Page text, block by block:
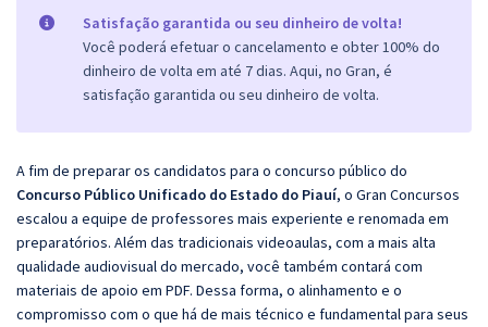
Satisfação garantida ou seu dinheiro de volta!
Você poderá efetuar o cancelamento e obter 100% do
dinheiro de volta em até 7 dias. Aqui, no Gran, é
satisfação garantida ou seu dinheiro de volta.
A fim de preparar os candidatos para o concurso público do
Concurso Público Unificado do Estado do Piauí, o Gran Concursos
escalou a equipe de professores mais experiente e renomada em
preparatórios. Além das tradicionais videoaulas, com a mais alta
qualidade audiovisual do mercado, você também contará com
materiais de apoio em PDF. Dessa forma, o alinhamento e o
compromisso com o que há de mais técnico e fundamental para seus